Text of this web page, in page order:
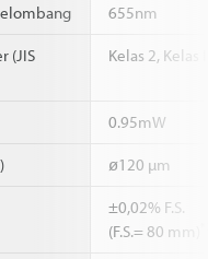
655nm
(JIS
Kelas 2, Kelas
0.95mW
ø120 µm
±0,02% F.S.
(F.S.= 80 mm)